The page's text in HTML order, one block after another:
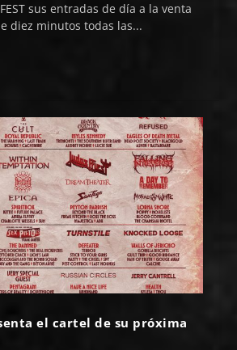
sus entradas de día a la venta
diez minutos todas las...
el cartel de su próxima